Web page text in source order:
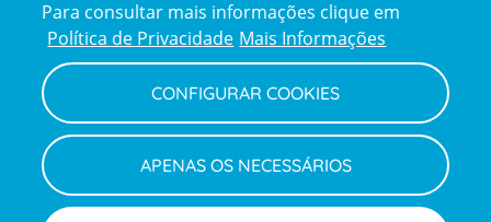
Reclamações
e
elogios
Policy
Política de Privacidade e Cookies
Termos e Condições
Declaração de Acessibilidade
Canal de Denúncias
Informações legais
Para consultar mais informações clique em
Política de Privacidade Mais Informações
CONFIGURAR COOKIES
APENAS OS NECESSÁRIOS